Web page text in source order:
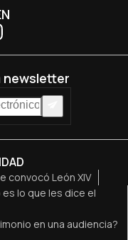
convocó León XIV
es lo que les dice el
en una audiencia?